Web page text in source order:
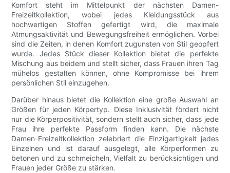
Komfort steht im Mittelpunkt der nächsten Damen-
Freizeitkollektion, wobei jedes Kleidungsstück aus
hochwertigen Stoffen gefertigt wird, die maximale
Atmungsaktivität und Bewegungsfreiheit ermöglichen. Vorbei
sind die Zeiten, in denen Komfort zugunsten von Stil geopfert
wurde. Jedes Stück dieser Kollektion bietet die perfekte
Mischung aus beidem und stellt sicher, dass Frauen ihren Tag
mühelos gestalten können, ohne Kompromisse bei ihrem
persönlichen Stil einzugehen.
Darüber hinaus bietet die Kollektion eine große Auswahl an
Größen für jeden Körpertyp. Diese Inklusivität fördert nicht
nur die Körperpositivität, sondern stellt auch sicher, dass jede
Frau ihre perfekte Passform finden kann. Die nächste
Damen-Freizeitkollektion zelebriert die Einzigartigkeit jedes
Einzelnen und ist darauf ausgelegt, alle Körperformen zu
betonen und zu schmeicheln, Vielfalt zu berücksichtigen und
Frauen jeder Größe zu stärken.